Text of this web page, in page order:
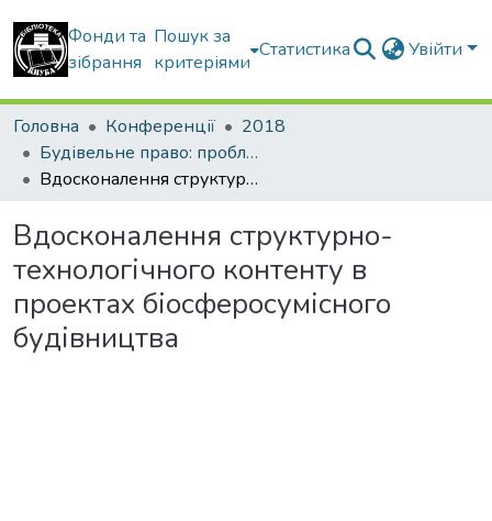
Фонди та
зібрання
Пошук за
критеріями
Статистика Увійти
Головна Конференції
2018
Будівельне право: проблеми теорії і практики
Вдосконалення структурно-технологічного контенту в проектах біосферосумісного будівництва
Вдосконалення структурно-
технологічного контенту в
проектах біосферосумісного
будівництва